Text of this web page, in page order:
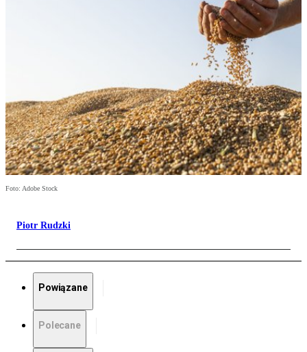
Foto: Adobe Stock
Piotr Rudzki
Powiązane
Polecane